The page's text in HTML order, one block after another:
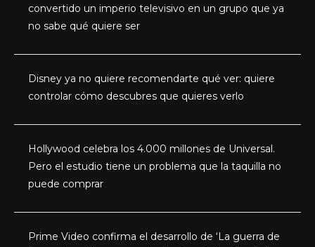
convertido un imperio televisivo en un grupo que ya
no sabe qué quiere ser
Disney ya no quiere recomendarte qué ver: quiere
controlar cómo descubres que quieres verlo
Hollywood celebra los 4.000 millones de Universal.
Pero el estudio tiene un problema que la taquilla no
puede comprar
Prime Video confirma el desarrollo de ‘La guerra de